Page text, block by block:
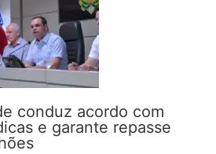
conduz acordo com
e garante repasse